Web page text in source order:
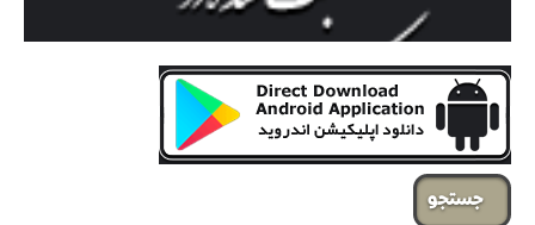
جستجو